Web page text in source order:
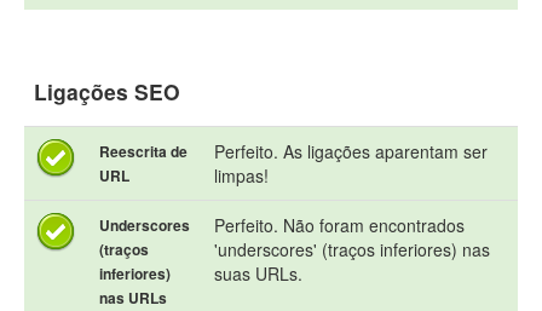
Ligações SEO
Reescrita de
URL
Perfeito. As ligações aparentam ser
limpas!
Underscores
(traços
inferiores)
nas URLs
Perfeito. Não foram encontrados
'underscores' (traços inferiores) nas
suas URLs.